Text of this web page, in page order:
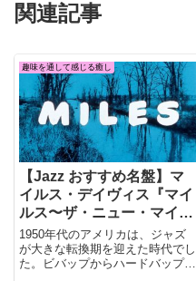
関連記事
趣味を通して感じる癒し
【Jazz おすすめ名盤】マ
イルス・デイヴィス『マイ
ルス〜ザ・ニュー・マイル
ス・デイヴィス・クインテ
ット』：黄金のクインテッ
トが奏でるハードバップの
1950年代のアメリカは、ジャズ
が大きな転換期を迎えた時代でし
た。ビバップからハードバップへ